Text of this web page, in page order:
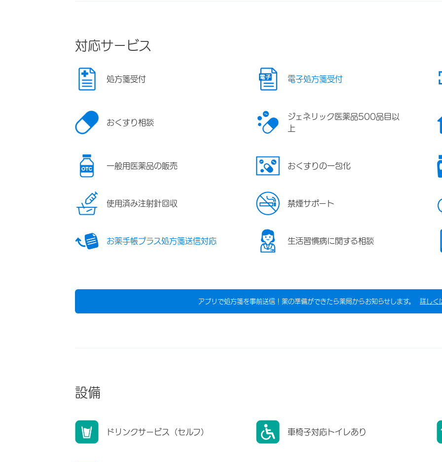
対応サービス
処方箋受付 電子処方箋受付
おくすり相談
ジェネリック医薬品500品目以
上
一般用医薬品の販売 おくすりの一包化
使用済み注射針回収 禁煙サポート
お薬手帳プラス処方箋送信対応 生活習慣病に関する相談
アプリで処方箋を事前送信！薬の準備ができたら薬局からお知らせします。 詳しく
設備
ドリンクサービス（セルフ） 車椅子対応トイレあり